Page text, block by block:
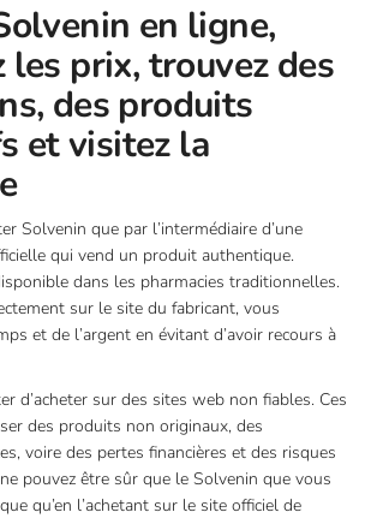
en ligne,
les prix, trouvez des
des produits
et visitez la
Solvenin que par l’intermédiaire d’une
qui vend un produit authentique.
dans les pharmacies traditionnelles.
sur le site du fabricant, vous
et de l’argent en évitant d’avoir recours à
d’acheter sur des sites web non fiables. Ces
des produits non originaux, des
voire des pertes financières et des risques
pouvez être sûr que le Solvenin que vous
qu’en l’achetant sur le site officiel de